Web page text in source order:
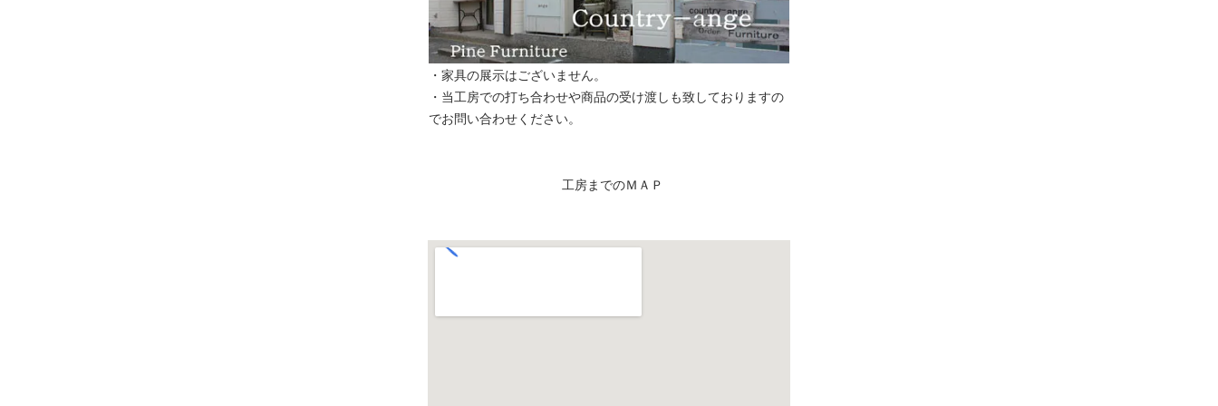
・家具の展示はございません。
・当工房での打ち合わせや商品の受け渡しも致しておりますの
でお問い合わせください。
工房までのＭＡＰ